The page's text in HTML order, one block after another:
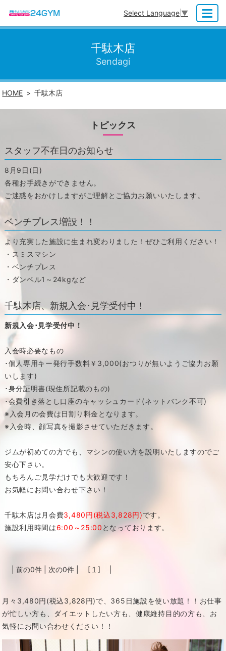
Select Language ▼
MENU
千駄木店
Sendagi
HOME 千駄木店
トピックス
スタッフ不在日のお知らせ
8月9日(日)
各種お手続きができません。
ご迷惑をおかけしますがご理解とご協力お願いいたします。
ベンチプレス増設！！
より充実した施設に生まれ変わりました！ぜひご利用ください！
・スミスマシン
・ベンチプレス
・ダンベル1～24kgなど
千駄木店、新規入会･見学受付中！
新規入会･見学受付中！
入会時必要なもの
･個人専用キー発行手数料￥3,000(おつりが無いようご協力お願
いします)
･身分証明書(現住所記載のもの)
･会費引き落とし口座のキャッシュカード(ネットバンク不可)
※入会月の会費は日割り料金となります。
※入会時、顔写真を撮影させていただきます。
ジムが初めての方でも、マシンの使い方を説明いたしますのでご
安心下さい。
もちろんご見学だけでも大歓迎です！
お気軽にお問い合わせ下さい！
千駄木店は月会費3,480円(税込3,828円)です。
施設利用時間は6:00～25:00 となっております。
| 前の0件 | 次の0件 | [ 1 ] |
月々3,480円(税込3,828円)で、365日施設を使い放題！！ お仕事
が忙しい方も、ダイエットしたい方も、健康維持目的の方も、お
気軽にお問い合わせください！！